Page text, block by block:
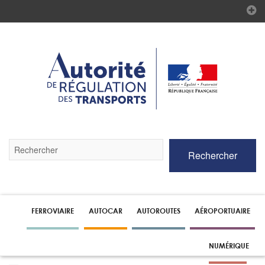
par
pour
recherche
Rechercher
FERROVIAIRE AUTOCAR AUTOROUTES AÉROPORTUAIRE
NUMÉRIQUE